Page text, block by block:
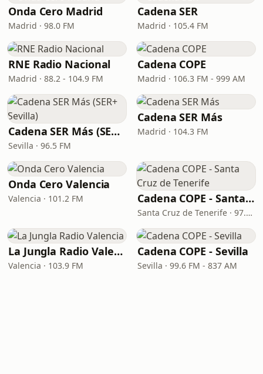
Onda Cero Madrid
Madrid · 98.0 FM
Cadena SER
Madrid · 105.4 FM
RNE Radio Nacional
Madrid · 88.2 - 104.9 FM
Cadena COPE
Madrid · 106.3 FM - 999 AM
Cadena SER Más (SER+ Sevilla)
Sevilla · 96.5 FM
Cadena SER Más
Madrid · 104.3 FM
Onda Cero Valencia
Valencia · 101.2 FM Cadena COPE - Santa Cruz de Tenerife
Santa Cruz de Tenerife · 97.1 FM - 882 AM
La Jungla Radio Valencia
Valencia · 103.9 FM
Cadena COPE - Sevilla
Sevilla · 99.6 FM - 837 AM